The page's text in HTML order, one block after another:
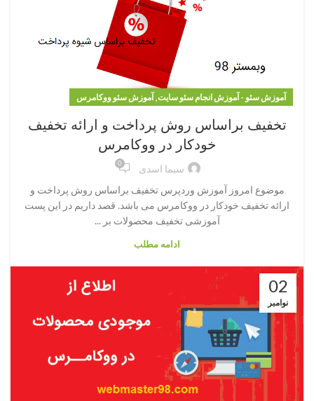
آموزش سئو - آموزش انجام سئو سایت,آموزش سئو ووکامرس
تخفیف براساس روش پرداخت و ارائه تخفیف
خودکار در ووکامرس
سیما اسدی 0
موضوع امروز آموزش وردپرس تخفیف براساس روش پرداخت و
ارائه تخفیف خودکار در ووکامرس می باشد. قصد داریم در این پست
آموزشی تخفیف محصولات بر ...
ادامه مطلب
02
نوامبر